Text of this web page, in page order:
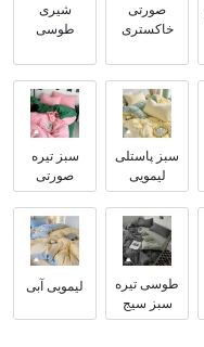
صورتی
خاکستری
شیری
طوسی
سبز پاستلی
لیمویی
سبز تیره
صورتی
طوسی تیره
سبز سیج
لیمویی آبی